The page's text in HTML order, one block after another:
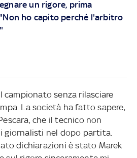
un rigore, prima
ho capito perché l'arbitro
campionato senza rilasciare
La società ha fatto sapere,
che il tecnico non
giornalisti nel dopo partita.
dichiarazioni è stato Marek